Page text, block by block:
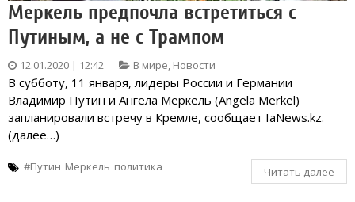
Меркель предпочла встретиться с
Путиным, а не с Трампом
12.01.2020 | 12:42 В мире, Новости
В субботу, 11 января, лидеры России и Германии
Владимир Путин и Ангела Меркель (Angela Merkel)
запланировали встречу в Кремле, сообщает IaNews.kz.
(далее…)
#Путин Меркель политика Читать далее